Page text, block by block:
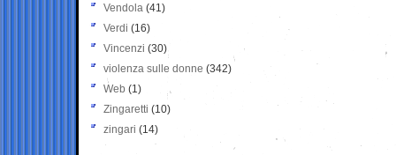
Vendola (41)
Verdi (16)
Vincenzi (30)
violenza sulle donne (342)
Web (1)
Zingaretti (10)
zingari (14)